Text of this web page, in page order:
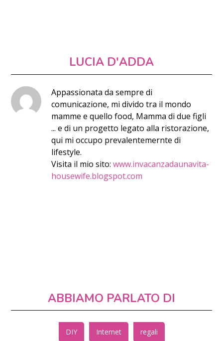
LUCIA D'ADDA
Appassionata da sempre di
comunicazione, mi divido tra il mondo
mamme e quello food, Mamma di due figli
... e di un progetto legato alla ristorazione,
qui mi occupo prevalentemernte di
lifestyle.
Visita il mio sito:www.invacanzadaunavita-
housewife.blogspot.com
ABBIAMO PARLATO DI
DIY Internet regali